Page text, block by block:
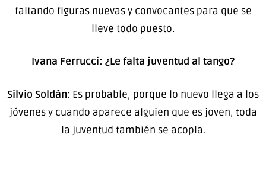
faltando figuras nuevas y convocantes para que se
lleve todo puesto.
Ivana Ferrucci: ¿Le falta juventud al tango?
Silvio Soldán: Es probable, porque lo nuevo llega a los
jóvenes y cuando aparece alguien que es joven, toda
la juventud también se acopla.